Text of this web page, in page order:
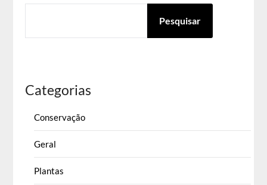
Pesquisar
Categorias
Conservação
Geral
Plantas